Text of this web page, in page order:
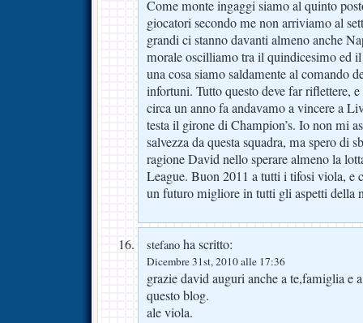
Come monte ingaggi siamo al quinto
giocatori secondo me non arriviamo al
grandi ci stanno davanti almeno anche
morale oscilliamo tra il quindicesimo ed
una cosa siamo saldamente al comando
infortuni. Tutto questo deve far riflettere,
circa un anno fa andavamo a vincere a
testa il girone di Champion’s. Io non mi
salvezza da questa squadra, ma spero di
ragione David nello sperare almeno la
League. Buon 2011 a tutti i tifosi viola, e
un futuro migliore in tutti gli aspetti della
stefano ha scritto:
Dicembre 31st, 2010 alle 17:36
grazie david auguri anche a te,famiglia e
questo blog.
ale viola.